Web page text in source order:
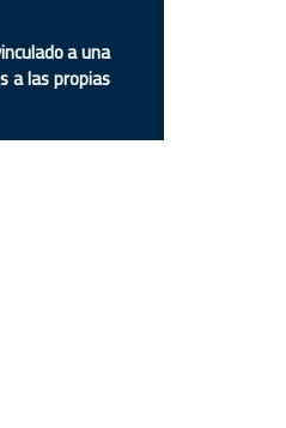
a una
a las propias